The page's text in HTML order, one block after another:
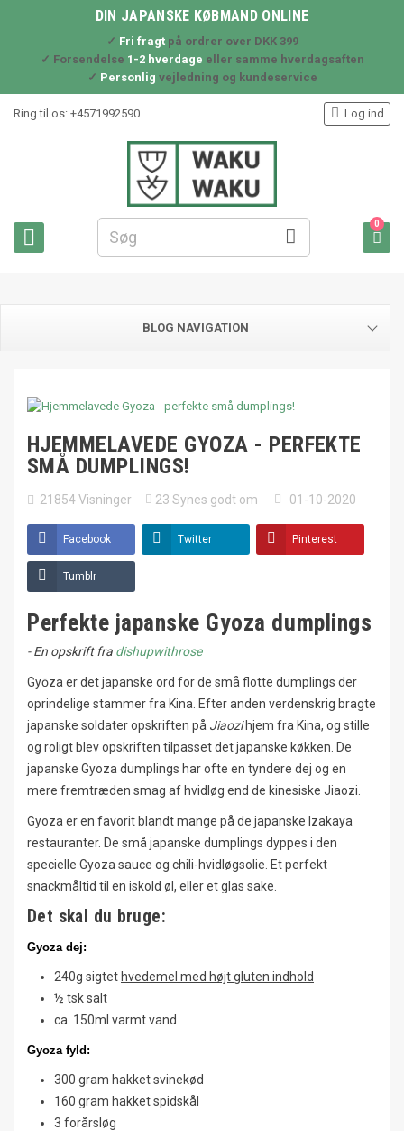
DIN JAPANSKE KØBMAND ONLINE
✓ Fri fragtpå ordrer over DKK 399
✓ Forsendelse 1-2 hverdage eller samme hverdagsaften
✓ Personlig vejledning og kundeservice
Ring til os: +4571992590
 
 Log ind

0
BLOG NAVIGATION
HJEMMELAVEDE GYOZA - PERFEKTE
SMÅ DUMPLINGS!
21854Visninger 23 Synes godt om 01-10-2020
Facebook Twitter Pinterest
Tumblr
Perfekte japanske Gyoza dumplings
- En opskrift fra dishupwithrose
Gyōza er det japanske ord for de små flotte dumplings der
oprindelige stammer fra Kina. Efter anden verdenskrig bragte
japanske soldater opskriften på Jiaozihjem fra Kina, og stille
og roligt blev opskriften tilpasset det japanske køkken. De
japanske Gyoza dumplings har ofte en tyndere dej og en
mere fremtræden smag af hvidløg end de kinesiske Jiaozi.
Gyoza er en favorit blandt mange på de japanske Izakaya
restauranter. De små japanske dumplings dyppes i den
specielle Gyoza sauce og chili-hvidløgsolie. Et perfekt
snackmåltid til en iskold øl, eller et glas sake.
Det skal du bruge:
Gyoza dej:
240g sigtethvedemel med højt gluten indhold
½ tsk salt
ca. 150ml varmt vand
Gyoza fyld:
300 gram hakket svinekød
160 gram hakket spidskål
3 forårsløg